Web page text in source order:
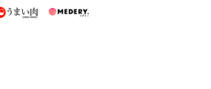
まいパン うまい肉